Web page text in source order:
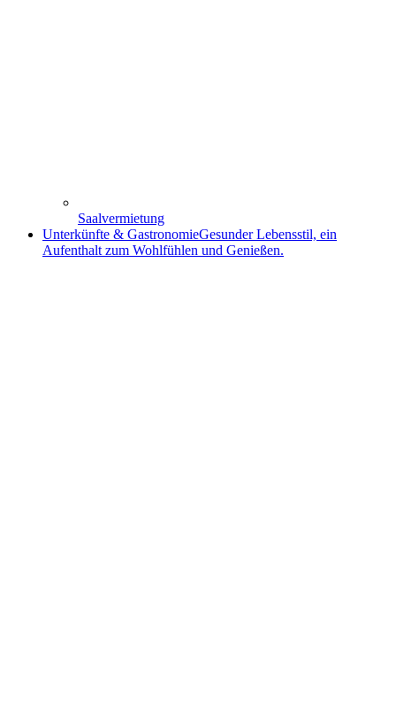
Saalvermietung
Unterkünfte & GastronomieGesunder Lebensstil, ein
Aufenthalt zum Wohlfühlen und Genießen.